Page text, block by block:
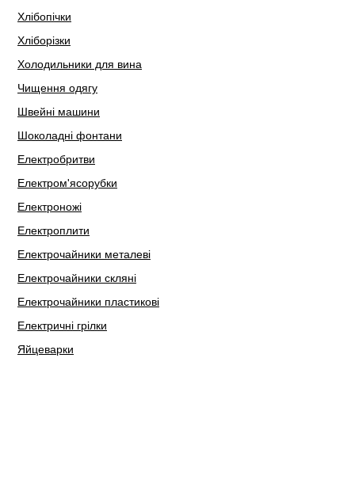
Хлібопічки
Хліборізки
Холодильники для вина
Чищення одягу
Швейні машини
Шоколадні фонтани
Електробритви
Електром'ясорубки
Електроножі
Електроплити
Електрочайники металеві
Електрочайники скляні
Електрочайники пластикові
Електричні грілки
Яйцеварки